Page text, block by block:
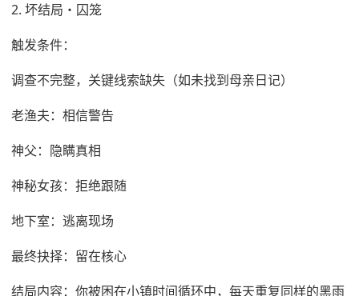
2. 坏结局・囚笼
触发条件：
调查不完整，关键线索缺失（如未找到母亲日记）
老渔夫：相信警告
神父：隐瞒真相
神秘女孩：拒绝跟随
地下室：逃离现场
最终抉择：留在核心
结局内容：你被困在小镇时间循环中，每天重复同样的黑雨